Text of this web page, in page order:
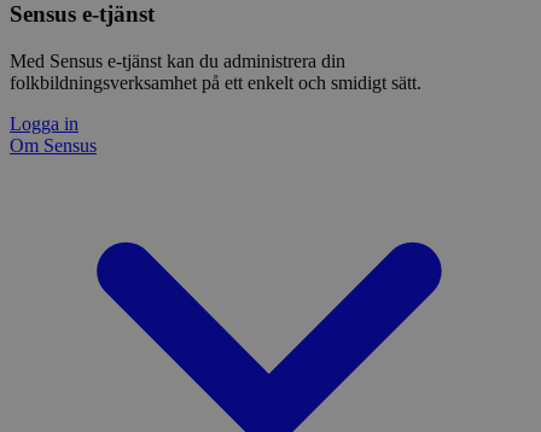
Sensus e-tjänst
Med Sensus e-tjänst kan du administrera din
folkbildningsverksamhet på ett enkelt och smidigt sätt.
Logga in
Om Sensus